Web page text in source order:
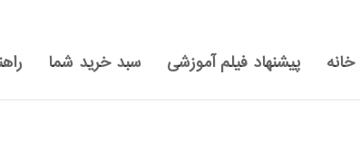
خانه پیشنهاد فیلم آموزشی سبد خرید شما